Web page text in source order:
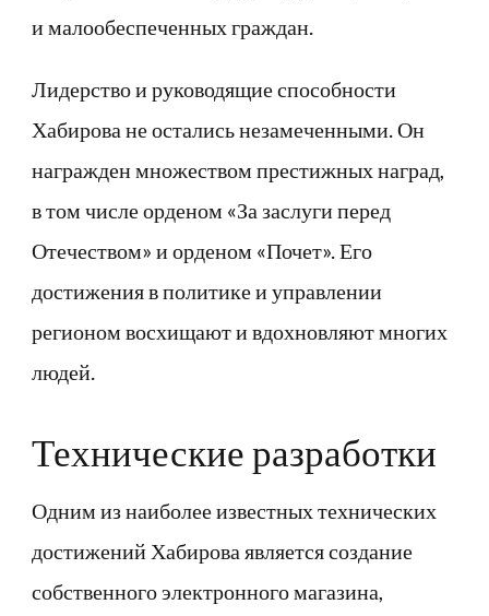
и малообеспеченных граждан.
Лидерство и руководящие способности
Хабирова не остались незамеченными. Он
награжден множеством престижных наград,
в том числе орденом «За заслуги перед
Отечеством» и орденом «Почет». Его
достижения в политике и управлении
регионом восхищают и вдохновляют многих
людей.
Технические разработки
Одним из наиболее известных технических
достижений Хабирова является создание
собственного электронного магазина,